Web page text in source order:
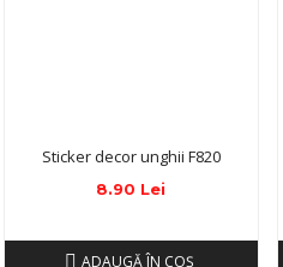
Sticker decor unghii F820
8.90 Lei
ADAUGĂ ÎN COŞ